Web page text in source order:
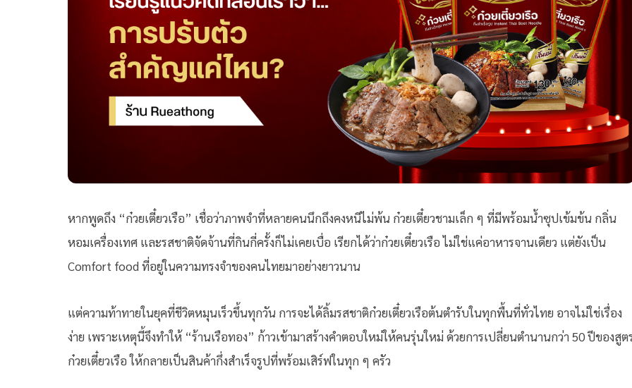
หากพูดถึง “ก๋วยเตี๋ยวเรือ” เชื่อว่าภาพจำที่หลายคนนึกถึงคงหนีไม่พ้น ก๋วยเตี๋ยวชามเล็ก ๆ ที่มีพร้อมน้ำซุปเข้มข้น กลิ่น
หอมเครื่องเทศ และรสชาติจัดจ้านที่กินกี่ครั้งก็ไม่เคยเบื่อ เรียกได้ว่าก๋วยเตี๋ยวเรือ ไม่ใช่แค่อาหารจานเดียว แต่ยังเป็น
Comfort food ที่อยู่ในความทรงจำของคนไทยมาอย่างยาวนาน
แต่ความท้าทายในยุคที่ชีวิตหมุนเร็วขึ้นทุกวัน การจะได้ลิ้มรสชาติก๋วยเตี๋ยวเรือต้นตำรับในทุกพื้นที่ทั่วไทย อาจไม่ใช่เรื่อง
ง่าย เพราะเหตุนี้จึงทำให้ “ร้านเรือทอง” ก้าวเข้ามาสร้างคำตอบใหม่ให้คนรุ่นใหม่ ด้วยการเปลี่ยนตำนานกว่า 50 ปีของสูต
ก๋วยเตี๋ยวเรือ ให้กลายเป็นสินค้ากึ่งสำเร็จรูปที่พร้อมเสิร์ฟในทุก ๆ ครัว